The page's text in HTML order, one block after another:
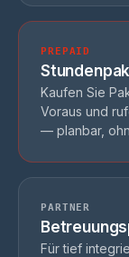
PREPAID
Kaufen Sie
Voraus und
— planbar,
PARTNER
Für tief